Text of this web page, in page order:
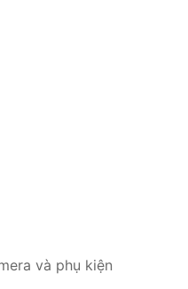
và phụ kiện